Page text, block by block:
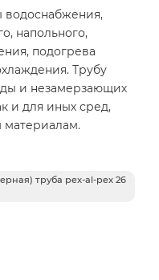
водоснабжения,
напольного,
подогрева
Трубу
и незамерзающих
и для иных сред,
труба pex-al-pex 26